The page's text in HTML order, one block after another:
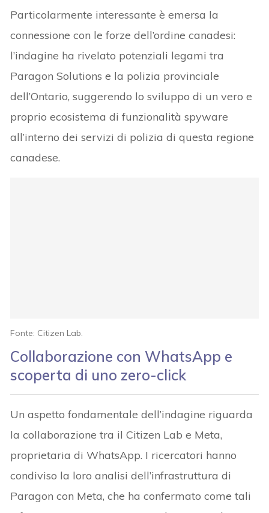
Particolarmente interessante è emersa la
connessione con le forze dell’ordine canadesi:
l’indagine ha rivelato potenziali legami tra
Paragon Solutions e la polizia provinciale
dell’Ontario, suggerendo lo sviluppo di un vero e
proprio ecosistema di funzionalità spyware
all’interno dei servizi di polizia di questa regione
canadese.
Fonte: Citizen Lab.
Collaborazione con WhatsApp e
scoperta di uno zero-click
Un aspetto fondamentale dell’indagine riguarda
la collaborazione tra il Citizen Lab e Meta,
proprietaria di WhatsApp. I ricercatori hanno
condiviso la loro analisi dell’infrastruttura di
Paragon con Meta, che ha confermato come tali